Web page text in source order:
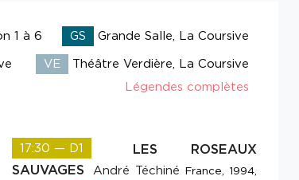
1 à 6 GS
Grande Salle, La Coursive
VE
Théâtre Verdière, La Coursive
Légendes complètes
17:30 — D1
LES ROSEAUX
SAUVAGES
André Téchiné France, 1994,